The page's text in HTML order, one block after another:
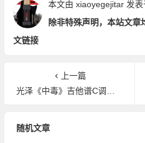
本文由 xiaoyegejitar发表
除非特殊声明，本站文
文链接
上一篇
光泽《中毒》吉他谱C调吉他弹唱谱
随机文章